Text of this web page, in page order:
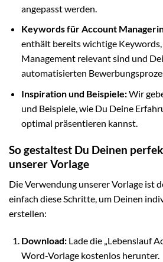
angepasst werden.
Keywords für Account
enthält bereits wichtige
Management relevant sind und
automatisierten
Inspiration und Beispiele:Wir
und Beispiele, wie Du Deine
optimal präsentieren kannst.
So gestaltest Du Deinen
unserer Vorlage
Die Verwendung unserer Vorlage ist
einfach diese Schritte, um Deinen
erstellen:
Download:Lade die „Lebenslauf
Word-Vorlage kostenlos herunter.